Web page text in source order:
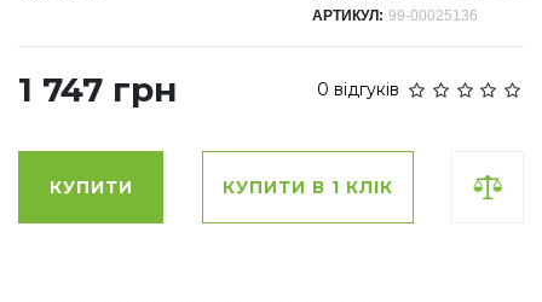
АРТИКУЛ: 99-00025136
1 747 грн 0 відгуків
КУПИТИ КУПИТИ В 1 КЛІК